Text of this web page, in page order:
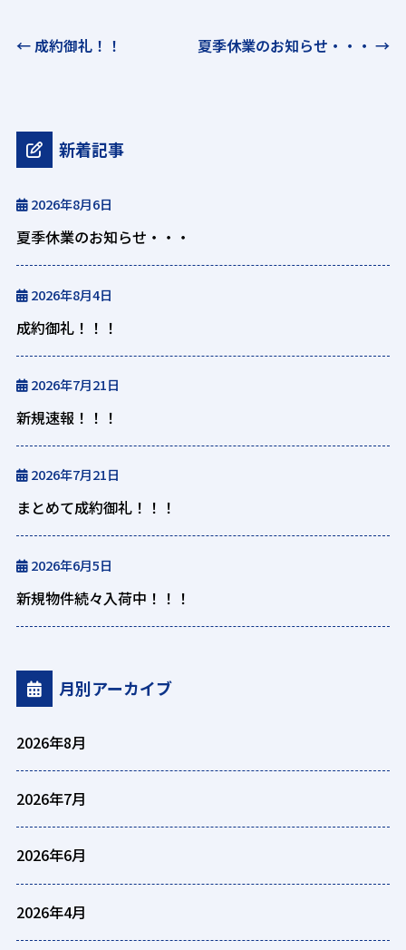
← 成約御礼！！ 夏季休業のお知らせ・・・ →
新着記事
2026年8月6日
夏季休業のお知らせ・・・
2026年8月4日
成約御礼！！！
2026年7月21日
新規速報！！！
2026年7月21日
まとめて成約御礼！！！
2026年6月5日
新規物件続々入荷中！！！
月別アーカイブ
2026年8月
2026年7月
2026年6月
2026年4月